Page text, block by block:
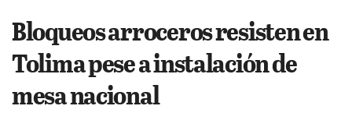
Bloqueos arroceros resisten en
Tolima pese a instalación de
mesa nacional